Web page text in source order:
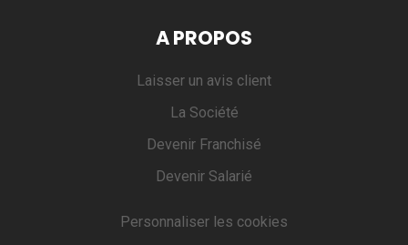
A PROPOS
Laisser un avis client
La Société
Devenir Franchisé
Devenir Salarié
Personnaliser les cookies